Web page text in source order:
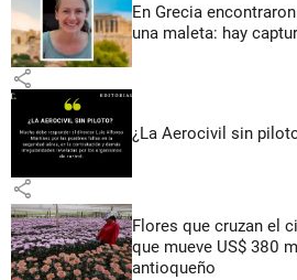
En Grecia
una maleta: hay
share
¿La Aerocivil sin
share
Flores que cruzan el
que mueve US$ 380
antioqueño